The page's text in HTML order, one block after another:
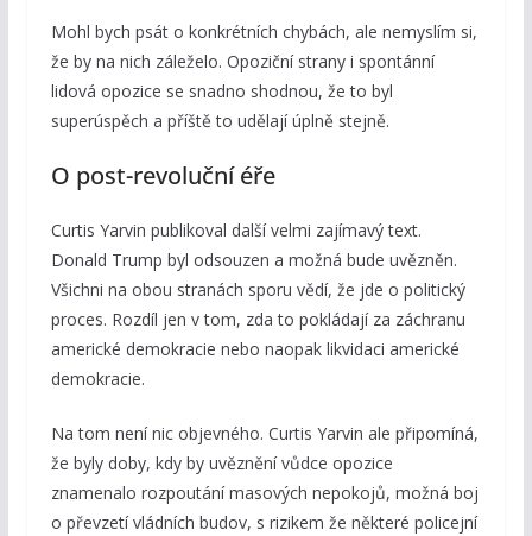
Mohl bych psát o konkrétních chybách, ale nemyslím si,
že by na nich záleželo. Opoziční strany i spontánní
lidová opozice se snadno shodnou, že to byl
superúspěch a příště to udělají úplně stejně.
O post-revoluční éře
Curtis Yarvin publikoval další velmi zajímavý text.
Donald Trump byl odsouzen a možná bude uvězněn.
Všichni na obou stranách sporu vědí, že jde o politický
proces. Rozdíl jen v tom, zda to pokládají za záchranu
americké demokracie nebo naopak likvidaci americké
demokracie.
Na tom není nic objevného. Curtis Yarvin ale připomíná,
že byly doby, kdy by uvěznění vůdce opozice
znamenalo rozpoutání masových nepokojů, možná boj
o převzetí vládních budov, s rizikem že některé policejní